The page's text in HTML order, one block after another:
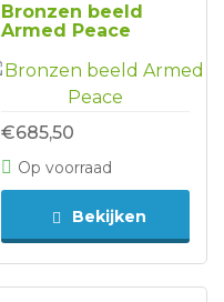
Bronzen beeld
Armed Peace
€685,50
Op voorraad
Bekijken